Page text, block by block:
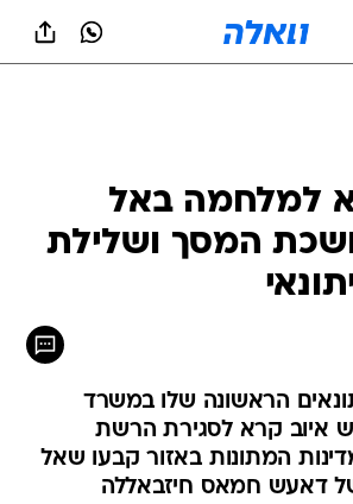
למלחמה באל
המסך ושלילת
הראשונה שלו במשרד
איוב קרא לסגירת הרשת
המתונות באזור קבעו שאל
של דאעש חמאס חיזבאללה